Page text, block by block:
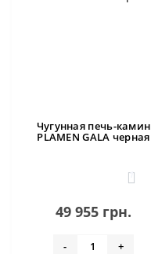
Чугунная печь-камин
PLAMEN GALA черная
1
49 955 грн.
- +